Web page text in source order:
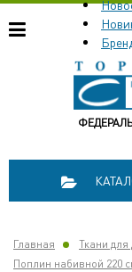
Главная Ткани для
Поплин набивной 220